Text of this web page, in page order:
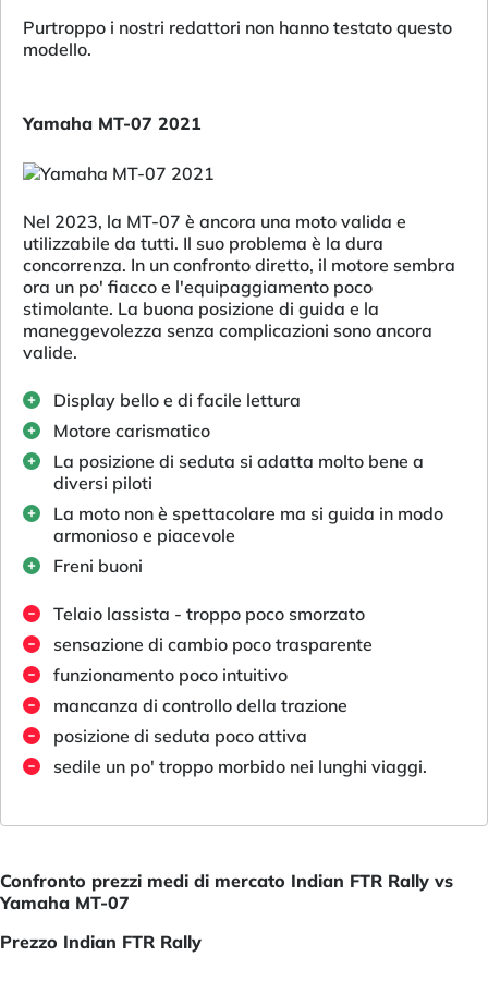
Purtroppo i nostri redattori non hanno testato questo
modello.
Yamaha MT-07 2021
Nel 2023, la MT-07 è ancora una moto valida e
utilizzabile da tutti. Il suo problema è la dura
concorrenza. In un confronto diretto, il motore sembra
ora un po' fiacco e l'equipaggiamento poco
stimolante. La buona posizione di guida e la
maneggevolezza senza complicazioni sono ancora
valide.
Display bello e di facile lettura
Motore carismatico
La posizione di seduta si adatta molto bene a
diversi piloti
La moto non è spettacolare ma si guida in modo
armonioso e piacevole
Freni buoni
Telaio lassista - troppo poco smorzato
sensazione di cambio poco trasparente
funzionamento poco intuitivo
mancanza di controllo della trazione
posizione di seduta poco attiva
sedile un po' troppo morbido nei lunghi viaggi.
Confronto prezzi medi di mercato Indian FTR Rally vs
Yamaha MT-07
Prezzo Indian FTR Rally